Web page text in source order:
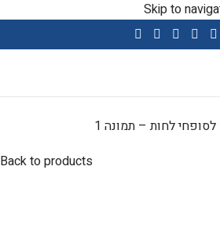
Skip to
ניתנים בווטסאפ במענה אנושי
Back to products